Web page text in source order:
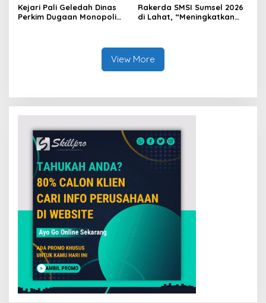
Kejari Pali Geledah Dinas
Perkim Dugaan Monopoli
Rakerda SMSI Sumsel 2026
di Lahat, “Meningkatkan
View More